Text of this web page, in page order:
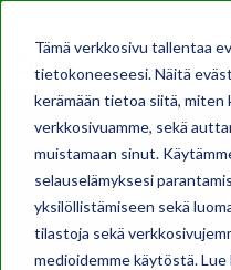
Tämä verkkosivu tallentaa
tietokoneeseesi. Näitä
kerämään tietoa siitä, miten
verkkosivuamme, sekä
muistamaan sinut.
selauselämyksesi
yksilöllistämiseen sekä
tilastoja sekä
medioidemme käytöstä.
STK -